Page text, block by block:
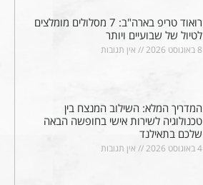
רואוד טריפ בארה"ב: 7 מסלולים מומלצים
לטיול של שבועיים ויותר
8 באוגוסט 2026 אין תגובות
המדריך המלא: השילוב המנצח בין
טכנולוגיה לשירות אישי בחופשה הבאה
שלכם בתאילנד
4 באוגוסט 2026 אין תגובות